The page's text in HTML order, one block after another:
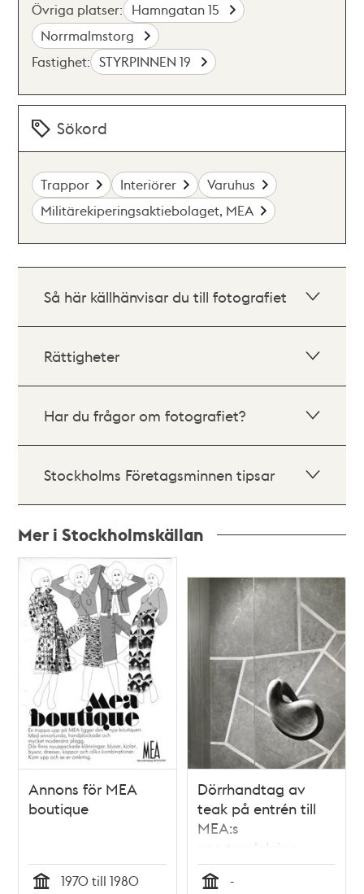
Övriga platser: Hamngatan 15
Norrmalmstorg
Fastighet: STYRPINNEN 19
Sökord
Trappor Interiörer
Varuhus
Militärekiperingsaktiebolaget, MEA
Så här källhänvisar du till fotografiet
Rättigheter
Har du frågor om fotografiet?
Stockholms Företagsminnen tipsar
Mer i Stockholmskällan
Relaterade
poster
och
teman
Annons för MEA
boutique
1970 till 1980
Dörrhandtag av
teak på entrén till
MEA:s
sportavdelning
-